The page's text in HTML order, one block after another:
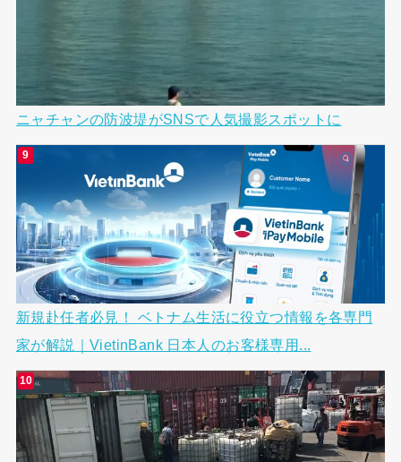
ニャチャンの防波堤がSNSで人気撮影スポットに
新規赴任者必見！ ベトナム生活に役立つ情報を各専門
家が解説｜VietinBank 日本人のお客様専用...